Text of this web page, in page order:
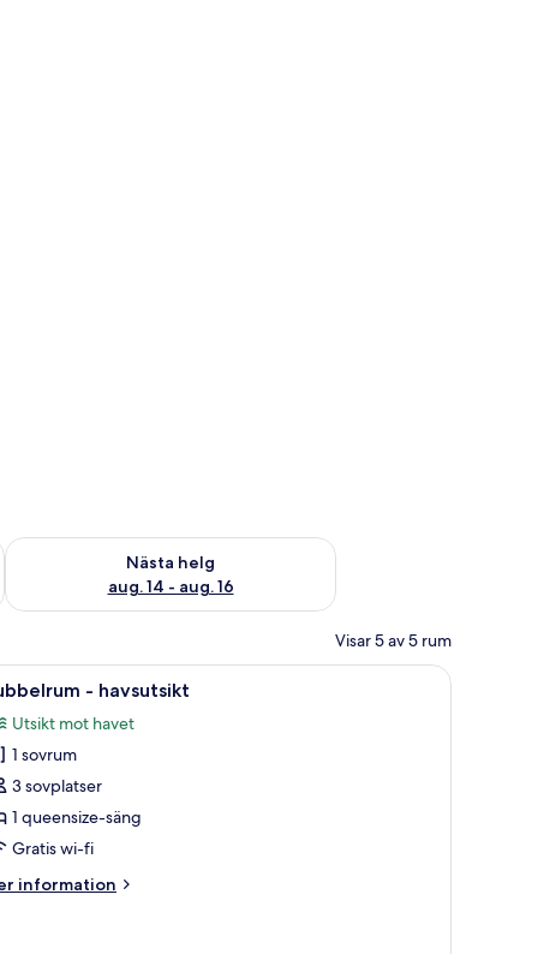
aug. 7 - aug. 9
Nästa helg
aug. 14 - aug. 16
Kontrollera tillgängligheten för nästa helg aug. 14 - aug. 16
Visar 5 av 5 rum
ett nattduksbord och ett fönster med gardiner.
Ett hotellrum med en stor säng, ett
5 - havsutsikt
Utsikt mot havet
1 sovrum
3 sovplatser
1 queensize-säng
Gratis wi-fi
information